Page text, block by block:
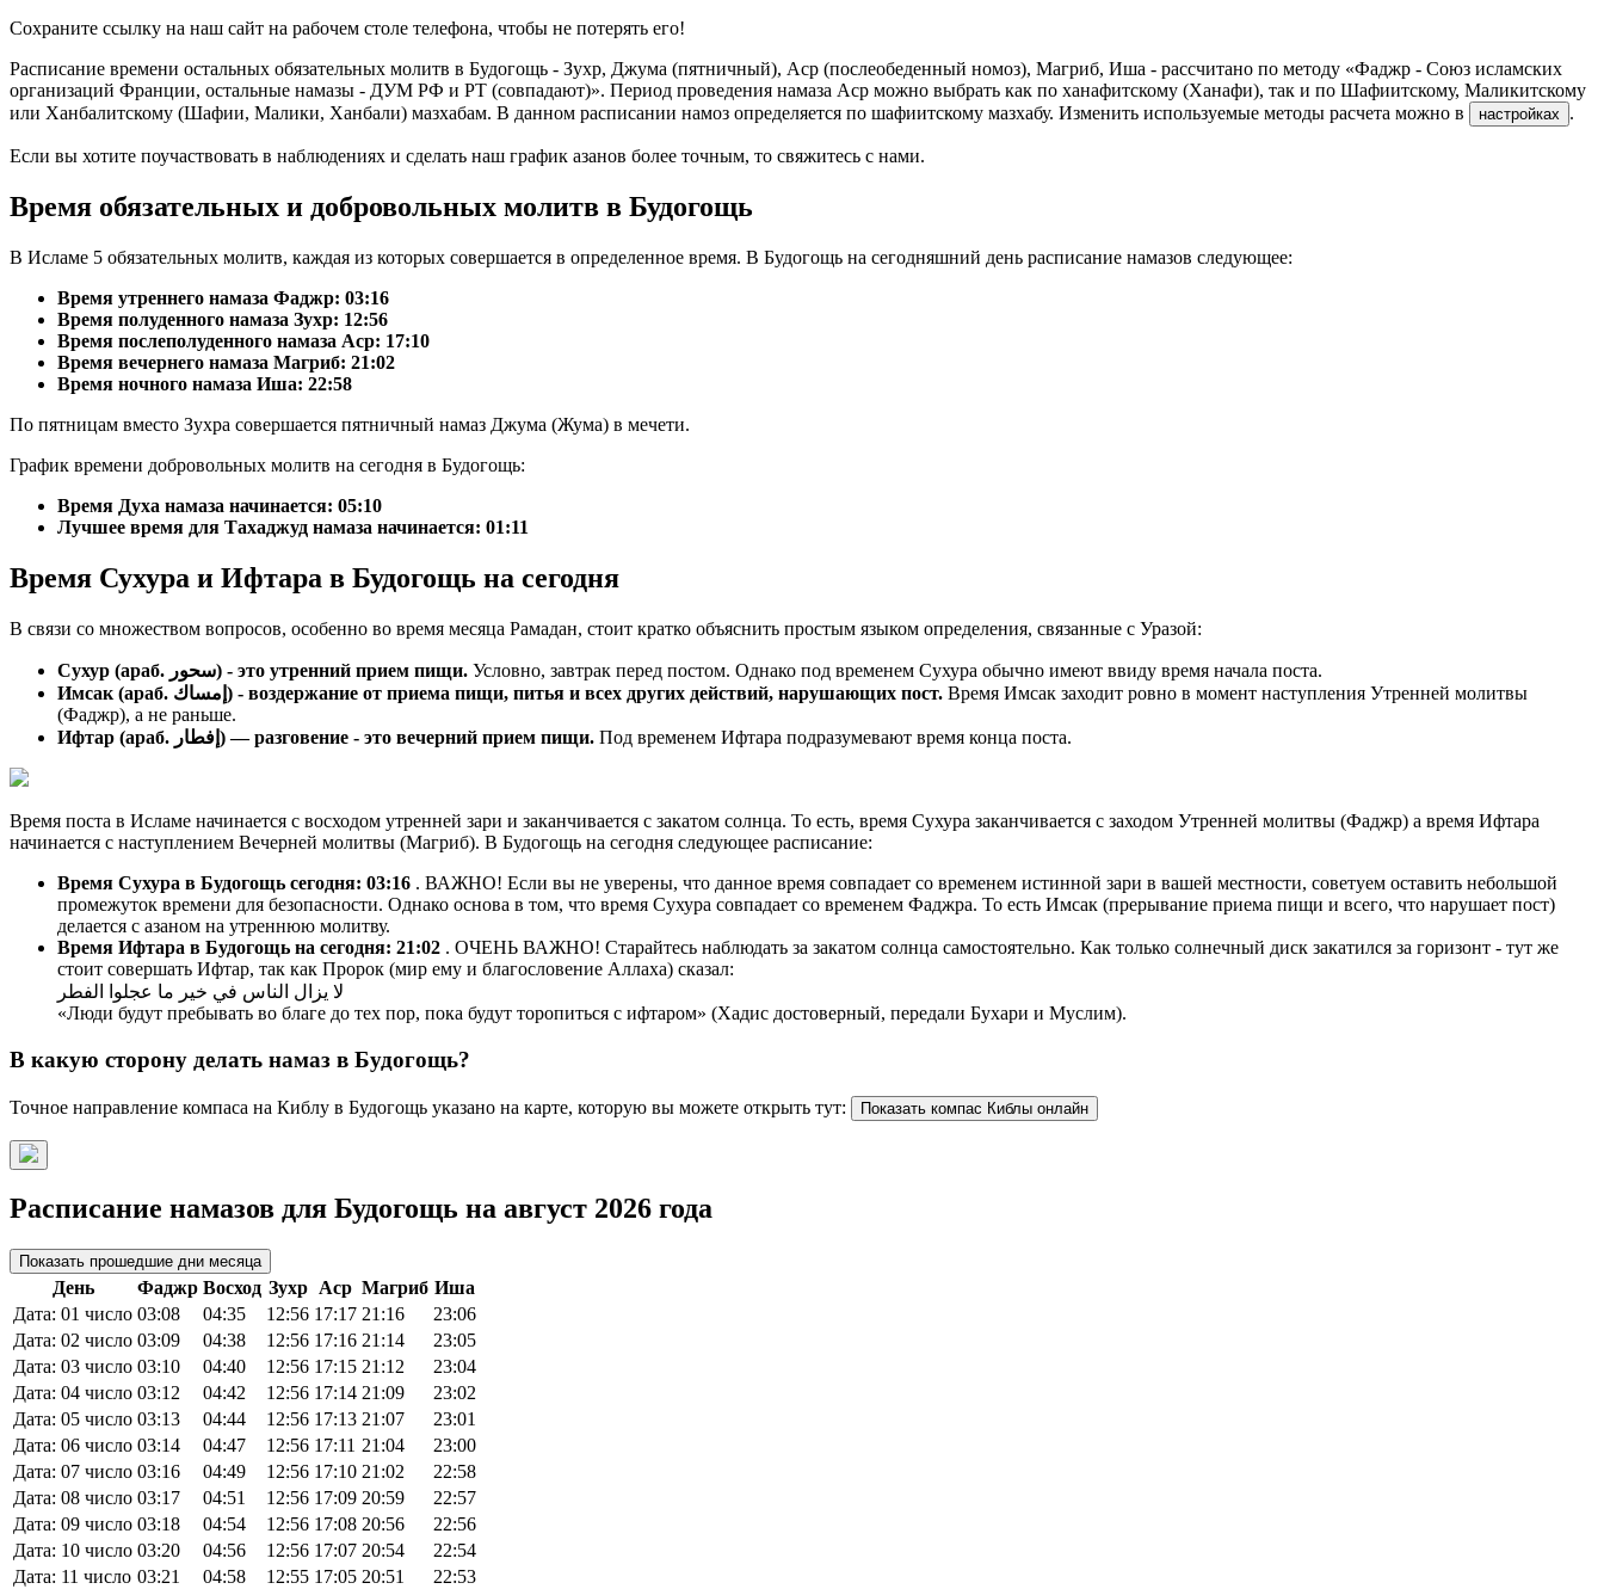
Сохраните ссылку на наш сайт на рабочем столе телефона, чтобы не потерять его!
Расписание времени остальных обязательных молитв в Будогощь - Зухр, Джума (пятничный), Аср (послеобеденный номоз), Магриб, Иша - рассчитано по методу «Фаджр - Союз исламских
организаций Франции, остальные намазы - ДУМ РФ и РТ (совпадают)». Период проведения намаза Аср можно выбрать как по ханафитскому (Ханафи), так и по Шафиитскому, Маликитскому
или Ханбалитскому (Шафии, Малики, Ханбали) мазхабам. В данном расписании намоз определяется по шафиитскому мазхабу. Изменить используемые методы расчета можно в
настройках .
Если вы хотите поучаствовать в наблюдениях и сделать наш график азанов более точным, то свяжитесь с нами.
Время обязательных и добровольных молитв в Будогощь
В Исламе 5 обязательных молитв, каждая из которых совершается в определенное время. В Будогощь на сегодняшний день расписание намазов следующее:
Время утреннего намаза Фаджр: 03:16
Время полуденного намаза Зухр: 12:56
Время послеполуденного намаза Аср: 17:10
Время вечернего намаза Магриб: 21:02
Время ночного намаза Иша: 22:58
По пятницам вместо Зухра совершается пятничный намаз Джума (Жума) в мечети.
График времени добровольных молитв на сегодня в Будогощь:
Время Духа намаза начинается: 05:10
Лучшее время для Тахаджуд намаза начинается: 01:11
Время Сухура и Ифтара в Будогощь на сегодня
В связи со множеством вопросов, особенно во время месяца Рамадан, стоит кратко объяснить простым языком определения, связанные с Уразой:
Сухур (араб. سحور) - это утренний прием пищи. Условно, завтрак перед постом. Однако под временем Сухура обычно имеют ввиду время начала поста.
Имсак (араб. إمساك) - воздержание от приема пищи, питья и всех других действий, нарушающих пост. Время Имсак заходит ровно в момент наступления Утренней молитвы
(Фаджр), а не раньше.
Ифтар (араб. إفطار) — разговение - это вечерний прием пищи. Под временем Ифтара подразумевают время конца поста.
Время поста в Исламе начинается с восходом утренней зари и заканчивается с закатом солнца. То есть, время Сухура заканчивается с заходом Утренней молитвы (Фаджр) а время Ифтара
начинается с наступлением Вечерней молитвы (Магриб). В Будогощь на сегодня следующее расписание:
Время Сухура в Будогощь сегодня: 03:16 . ВАЖНО! Если вы не уверены, что данное время совпадает со временем истинной зари в вашей местности, советуем оставить небольшой
промежуток времени для безопасности. Однако основа в том, что время Сухура совпадает со временем Фаджра. То есть Имсак (прерывание приема пищи и всего, что нарушает пост)
делается с азаном на утреннюю молитву.
Время Ифтара в Будогощь на сегодня: 21:02 . ОЧЕНЬ ВАЖНО! Старайтесь наблюдать за закатом солнца самостоятельно. Как только солнечный диск закатился за горизонт - тут же
стоит совершать Ифтар, так как Пророк (мир ему и благословение Аллаха) сказал:
لا يزال الناس في خير ما عجلوا الفطر
«Люди будут пребывать во благе до тех пор, пока будут торопиться с ифтаром» (Хадис достоверный, передали Бухари и Муслим).
В какую сторону делать намаз в Будогощь?
Точное направление компаса на Киблу в Будогощь указано на карте, которую вы можете открыть тут: Показать компас Киблы онлайн
Расписание намазов для Будогощь на август 2026 года
Показать прошедшие дни месяца
День Фаджр Восход Зухр Аср Магриб Иша
Дата: 01 число 03:08 04:35 12:56 17:17 21:16
23:06
Дата: 02 число 03:09 04:38 12:56 17:16 21:14
23:05
Дата: 03 число 03:10 04:40 12:56 17:15 21:12
23:04
Дата: 04 число 03:12 04:42 12:56 17:14 21:09
23:02
Дата: 05 число 03:13 04:44 12:56 17:13 21:07
23:01
Дата: 06 число 03:14 04:47 12:56 17:11 21:04
23:00
Дата: 07 число 03:16 04:49 12:56 17:10 21:02
22:58
Дата: 08 число 03:17 04:51 12:56 17:09 20:59
22:57
Дата: 09 число 03:18 04:54 12:56 17:08 20:56
22:56
Дата: 10 число 03:20 04:56 12:56 17:07 20:54
22:54
Дата: 11 число 03:21 04:58 12:55 17:05 20:51
22:53